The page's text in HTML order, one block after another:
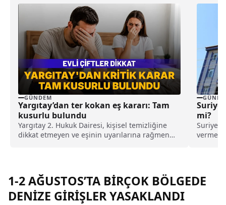
GÜNDEM
Yargıtay’dan ter kokan eş kararı: Tam
kusurlu bulundu
Yargıtay 2. Hukuk Dairesi, kişisel temizliğine
dikkat etmeyen ve eşinin uyarılarına rağmen
lira tazminat ödemesine karar verildi.
mi?
1-2 AĞUSTOS’TA BİRÇOK BÖLGEDE
DENİZE GİRİŞLER YASAKLANDI